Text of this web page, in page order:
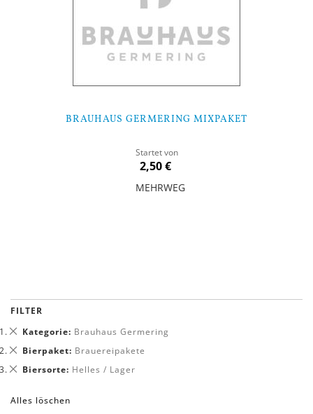
BRAUHAUS GERMERING MIXPAKET
Startet von
2,50 €
MEHRWEG
FILTER
Kategorie Brauhaus Germering
Dies
Bierpaket Brauereipakete
Dies
Biersorte Helles / Lager
Dies
Alles löschen